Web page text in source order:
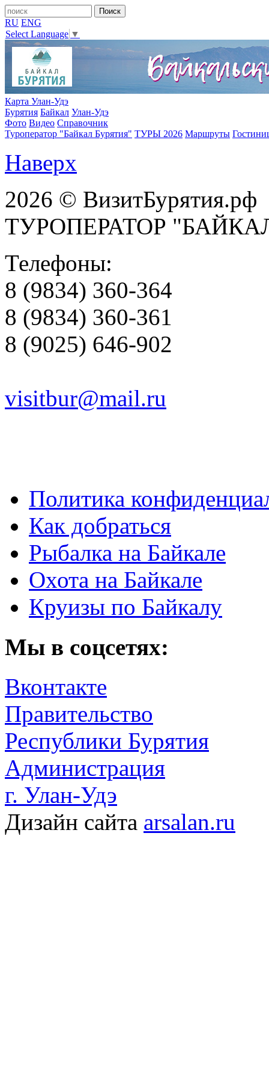
RU ENG
Select Language ▼
Карта Улан-Удэ
Бурятия Байкал Улан-Удэ
Фото Видео Справочник
Туроператор "Байкал Бурятия" ТУРЫ 2026 Маршруты
Наверх
2026 © ВизитБурятия.рф
ТУРОПЕРАТОР
Телефоны:
8 (9834) 360-364
8 (9834) 360-361
8 (9025) 646-902
visitbur@mail.ru
Политика
Как добраться
Рыбалка на Байкале
Охота на Байкале
Круизы по Байкалу
Мы в соцсетях:
Вконтакте
Правительство
Республики Бурятия
Администрация
г. Улан-Удэ
Дизайн сайта arsalan.ru